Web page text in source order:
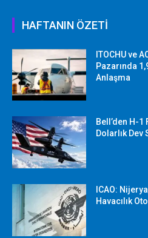
HAFTANIN ÖZETİ
ITOCHU ve
Pazarında
Anlaşma
Bell’den H-
Dolarlık
ICAO:
Havacılık